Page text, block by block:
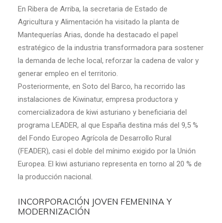
En Ribera de Arriba, la secretaria de Estado de
Agricultura y Alimentación ha visitado la planta de
Mantequerías Arias, donde ha destacado el papel
estratégico de la industria transformadora para sostener
la demanda de leche local, reforzar la cadena de valor y
generar empleo en el territorio.
Posteriormente, en Soto del Barco, ha recorrido las
instalaciones de Kiwinatur, empresa productora y
comercializadora de kiwi asturiano y beneficiaria del
programa LEADER, al que España destina más del 9,5 %
del Fondo Europeo Agrícola de Desarrollo Rural
(FEADER), casi el doble del mínimo exigido por la Unión
Europea. El kiwi asturiano representa en torno al 20 % de
la producción nacional.
INCORPORACIÓN JOVEN FEMENINA Y
MODERNIZACIÓN